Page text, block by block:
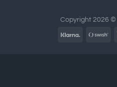
Copyright 2026 ©